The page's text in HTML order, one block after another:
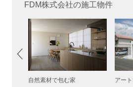
FDM株式会社の施工物件
自然素材で包む家 アー